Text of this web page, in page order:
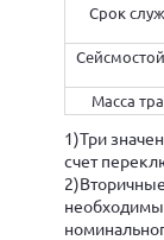
Срок
Масса
1)Три
счет